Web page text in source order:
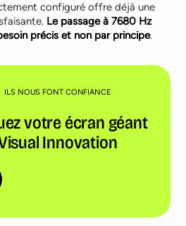
configuré offre déjà une
Le passage à 7680 Hz
précis et non par principe.
ILS NOUS FONT CONFIANCE
votre écran géant
Innovation